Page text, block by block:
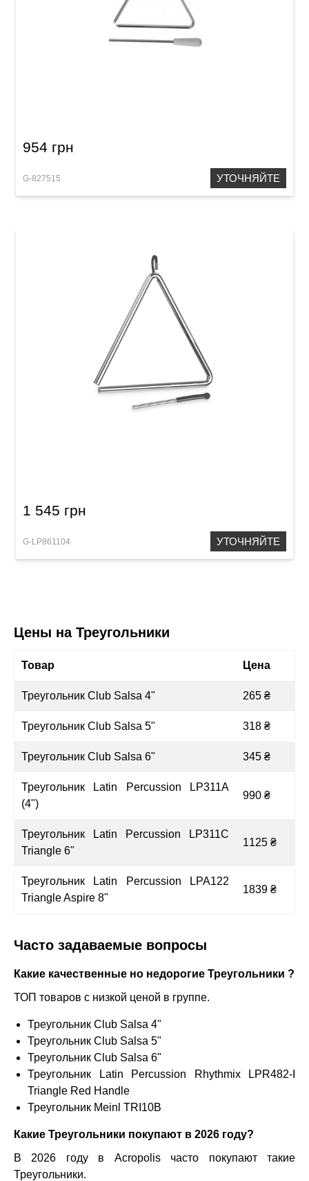
954 грн
G-827515 УТОЧНЯЙТЕ
1 545 грн
G-LP861104 УТОЧНЯЙТЕ
Цены на Треугольники
Товар Цена
Треугольник Club Salsa 4" 265 ₴
Треугольник Club Salsa 5" 318 ₴
Треугольник Club Salsa 6" 345 ₴
Треугольник Latin Percussion LP311A
(4")
990 ₴
Треугольник Latin Percussion LP311C
Triangle 6"
1125 ₴
Треугольник Latin Percussion LPA122
Triangle Aspire 8"
1839 ₴
Часто задаваемые вопросы
Какие качественные но недорогие Треугольники ?
ТОП товаров с низкой ценой в группе.
Треугольник Club Salsa 4"
Треугольник Club Salsa 5"
Треугольник Club Salsa 6"
Треугольник Latin Percussion Rhythmix LPR482-I
Triangle Red Handle
Треугольник Meinl TRI10B
Какие Треугольники покупают в 2026 году?
В 2026 году в Acropolis часто покупают такие
Треугольники.